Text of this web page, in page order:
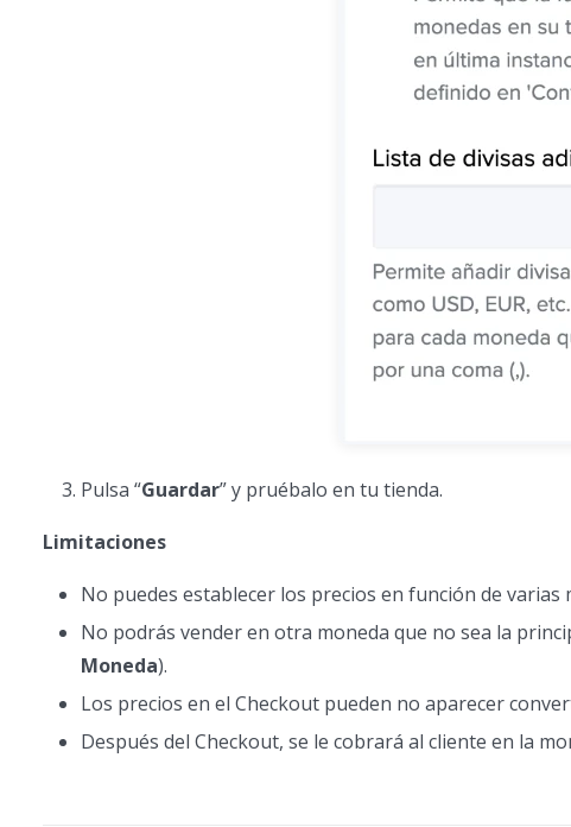
Pulsa “Guardar” y pruébalo en tu tienda.
Limitaciones
No puedes establecer los precios en función de varias
No podrás vender en otra moneda que no sea la
Moneda).
Los precios en el Checkout pueden no aparecer
Después del Checkout, se le cobrará al cliente en la